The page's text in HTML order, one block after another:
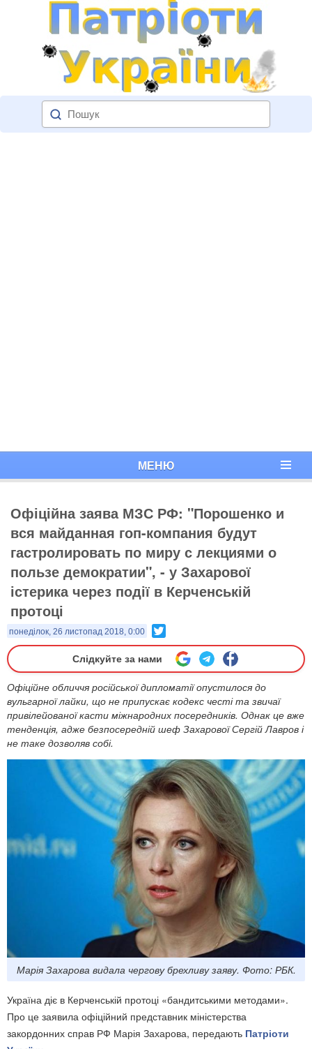
МЕНЮ
Офіційна заява МЗС РФ: "Порошенко и
вся майданная гоп-компания будут
гастролировать по миру с лекциями о
пользе демократии", - у Захарової
істерика через події в Керченській
протоці
понеділок, 26 листопад 2018, 0:00
Слідкуйте за нами
Офіційне обличчя російської дипломатії опустилося до
вульгарної лайки, що не припускає кодекс честі та звичаї
привілейованої касти міжнародних посередників. Однак це вже
тенденція, адже безпосередній шеф Захарової Сергій Лавров і
не таке дозволяв собі.
Марія Захарова видала чергову брехливу заяву. Фото: РБК.
Україна діє в Керченській протоці «бандитськими методами».
Про це заявила офіційний представник міністерства
закордонних справ РФ Марія Захарова, передають Патріоти